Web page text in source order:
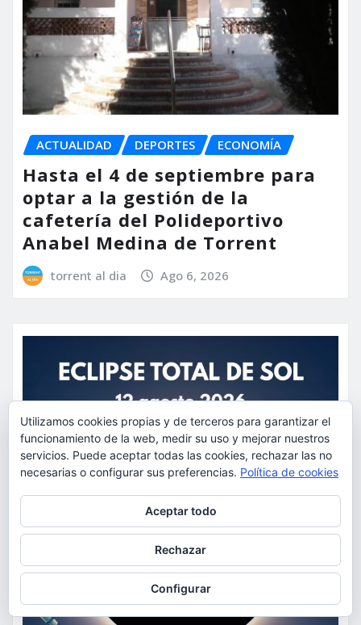
ACTUALIDAD DEPORTES ECONOMÍA
Hasta el 4 de septiembre para
optar a la gestión de la
cafetería del Polideportivo
Anabel Medina de Torrent
torrent al dia Ago 6, 2026
Utilizamos cookies propias y de terceros para garantizar el
funcionamiento de la web, medir su uso y mejorar nuestros
servicios. Puede aceptar todas las cookies, rechazar las no
necesarias o configurar sus preferencias. Política de cookies
Aceptar todo
Rechazar
Configurar
Para obtener más información, incluido cómo gestionar las cookies,